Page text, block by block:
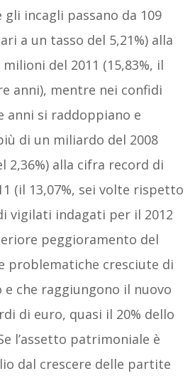
gli incagli passano da 109
a un tasso del 5,21%) alla
del 2011 (15,83%, il
anni), mentre nei confidi
anni si raddoppiano e
di un miliardo del 2008
2,36%) alla cifra record di
(il 13,07%, sei volte rispetto
vigilati indagati per il 2012
peggioramento del
problematiche cresciute di
che raggiungono il nuovo
di euro, quasi il 20% dello
l’assetto patrimoniale è
dal crescere delle partite